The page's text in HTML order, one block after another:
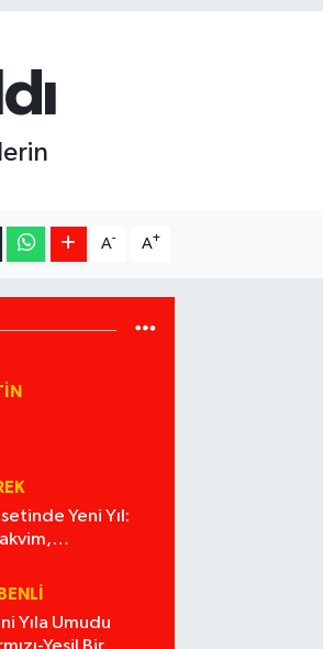
A- A+
Yeni Yıl:
Yıla Umudu